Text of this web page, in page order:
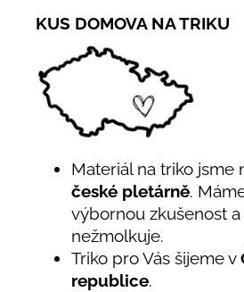
KUS DOMOVA NA TRIKU
Materiál na triko jsme
české pletárně.
výbornou zkušenost a
nežmolkuje.
Triko pro Vás šijeme v
republice.